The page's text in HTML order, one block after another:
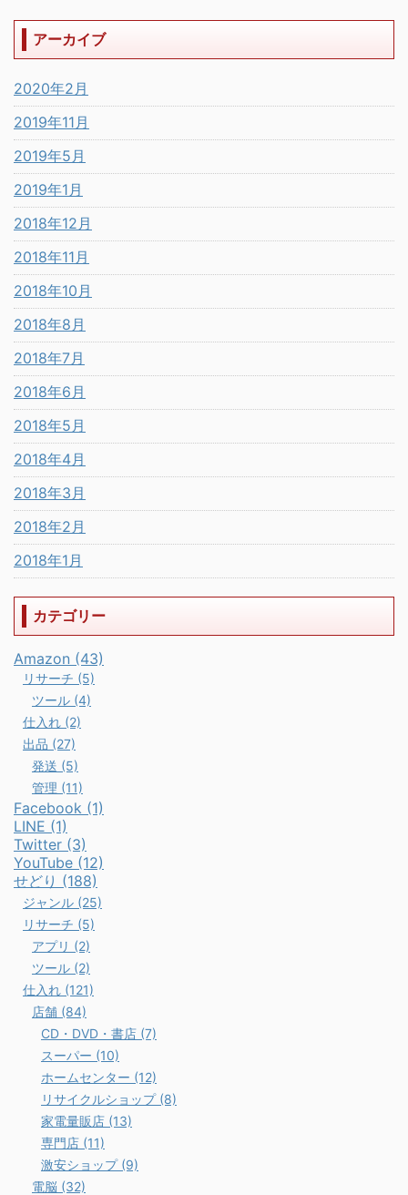
アーカイブ
2020年2月
2019年11月
2019年5月
2019年1月
2018年12月
2018年11月
2018年10月
2018年8月
2018年7月
2018年6月
2018年5月
2018年4月
2018年3月
2018年2月
2018年1月
カテゴリー
Amazon (43)
リサーチ (5)
ツール (4)
仕入れ (2)
出品 (27)
発送 (5)
管理 (11)
Facebook (1)
LINE (1)
Twitter (3)
YouTube (12)
せどり (188)
ジャンル (25)
リサーチ (5)
アプリ (2)
ツール (2)
仕入れ (121)
店舗 (84)
CD・DVD・書店 (7)
スーパー (10)
ホームセンター (12)
リサイクルショップ (8)
家電量販店 (13)
専門店 (11)
激安ショップ (9)
電脳 (32)